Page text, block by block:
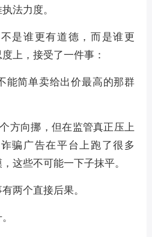
法力度。
是谁更有道德，而是谁更
上，接受了一件事：
能简单卖给出价最高的那群
方向挪，但在监管真正压上
骗广告在平台上跑了很多
这些不可能一下子抹平。
两个直接后果。